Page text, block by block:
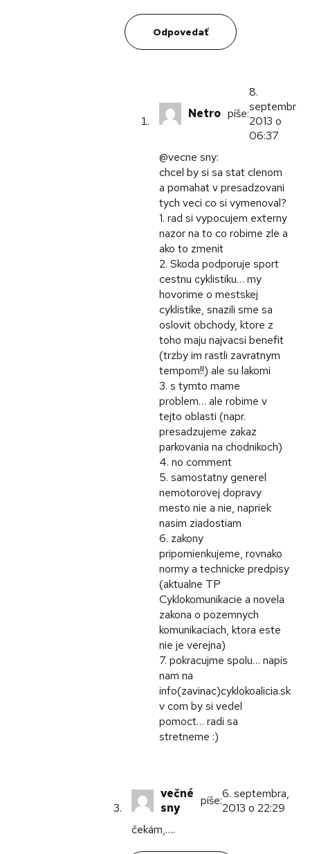
Odpovedať
Netro píše:
8.
septembra,
2013 o
06:37
@vecne sny:
chcel by si sa stat clenom
a pomahat v presadzovani
tych veci co si vymenoval?
1. rad si vypocujem externy
nazor na to co robime zle a
ako to zmenit
2. Skoda podporuje sport
cestnu cyklistiku… my
hovorime o mestskej
cyklistike, snazili sme sa
oslovit obchody, ktore z
toho maju najvacsi benefit
(trzby im rastli zavratnym
tempom!!) ale su lakomi
3. s tymto mame
problem… ale robime v
tejto oblasti (napr.
presadzujeme zakaz
parkovania na chodnikoch)
4. no comment
5. samostatny generel
nemotorovej dopravy
mesto nie a nie, napriek
nasim ziadostiam
6. zakony
pripomienkujeme, rovnako
normy a technicke predpisy
(aktualne TP
Cyklokomunikacie a novela
zakona o pozemnych
komunikaciach, ktora este
nie je verejna)
7. pokracujme spolu… napis
nam na
info(zavinac)cyklokoalicia.sk
v com by si vedel
pomoct… radi sa
stretneme :)
večné
sny
píše:6. septembra,
2013 o 22:29
čekám,….